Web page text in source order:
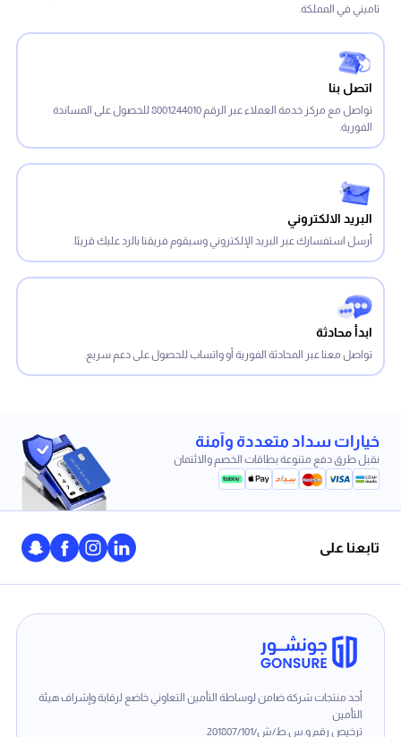
تاميني في المملكة.
اتصل بنا
تواصل مع مركز خدمة العملاء عبر الرقم 8001244010 للحصول على المساندة
الفورية.
البريد الالكتروني
أرسل استفسارك عبر البريد الإلكتروني وسيقوم فريقنا بالرد عليك قريبًا.
ابدأ محادثة
تواصل معنا عبر المحادثة الفورية أو واتساب للحصول على دعم سريع.
خيارات سداد متعددة وآمنة
نقبل طرق دفع متنوعة بطاقات الخصم والائتمان
تابعنا على
أحد منتجات شركة ضامن لوساطة التأمين التعاوني خاضع لرقابة وإشراف هيئة
التأمين
ترخيص رقم و.س.ط/ش/201807/101